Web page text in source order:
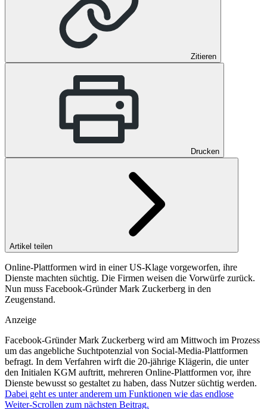
Zitieren
Drucken
Artikel teilen
Online‑Plattformen wird in einer US‑Klage vorgeworfen, ihre
Dienste machten süchtig. Die Firmen weisen die Vorwürfe zurück.
Nun muss Facebook‑Gründer Mark Zuckerberg in den
Zeugenstand.
Anzeige
Facebook‑Gründer Mark Zuckerberg wird am Mittwoch im Prozess
um das angebliche Suchtpotenzial von Social‑Media‑Plattformen
befragt. In dem Verfahren wirft die 20‑jährige Klägerin, die unter
den Initialen KGM auftritt, mehreren Online‑Plattformen vor, ihre
Dienste bewusst so gestaltet zu haben, dass Nutzer süchtig werden.
Dabei geht es unter anderem um Funktionen wie das endlose
Weiter‑Scrollen zum nächsten Beitrag.